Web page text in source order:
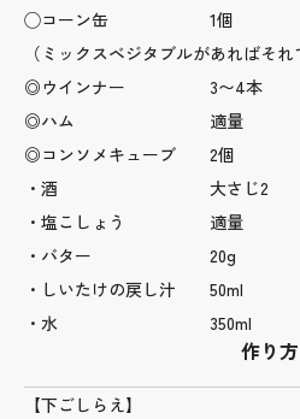
◯コーン缶 1個
（ミックスベジタブルがあれ
◎ウインナー 3〜4本
◎ハム 適量
◎コンソメキューブ 2個
・酒 大さじ2
・塩こしょう 適量
・バター 20g
・しいたけの戻し汁 50ml
・水 350ml
作り方
【下ごしらえ】